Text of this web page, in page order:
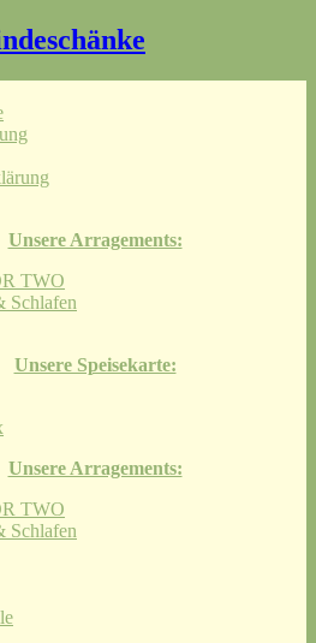
Unsere Arragements:
TWO
Schlafen
Unsere Speisekarte:
Unsere Arragements:
TWO
Schlafen